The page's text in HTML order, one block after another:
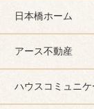
日本橋ホーム
アース不動産
ハウスコミュニケ